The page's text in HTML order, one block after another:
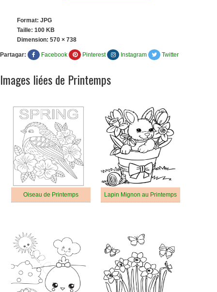
Format: JPG
Taille: 100 KB
Dimension: 570 × 738
Partagar: Facebook Pinterest Instagram Twitter
Images liées de Printemps
Oiseau de Printemps Lapin Mignon au Printemps